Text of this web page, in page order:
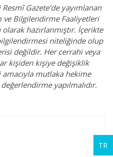
Gazete’de yayımlanan
ve Bilgilendirme Faaliyetleri
hazırlanmıştır. İçerikte
niteliğinde olup
değildir. Her cerrahi veya
kişiden kişiye değişiklik
mutlaka hekime
yapılmalıdır.
TR